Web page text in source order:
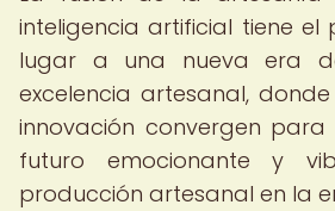
inteligencia artificial tiene
lugar a una nueva era
excelencia artesanal,
innovación convergen
futuro emocionante y
producción artesanal en la